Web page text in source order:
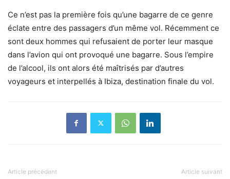
Ce n’est pas la première fois qu’une bagarre de ce genre
éclate entre des passagers d’un même vol. Récemment ce
sont deux hommes qui refusaient de porter leur masque
dans l’avion qui ont provoqué une bagarre. Sous l’empire
de l’alcool, ils ont alors été maîtrisés par d’autres
voyageurs et interpellés à Ibiza, destination finale du vol.
Article précédent Article suivant